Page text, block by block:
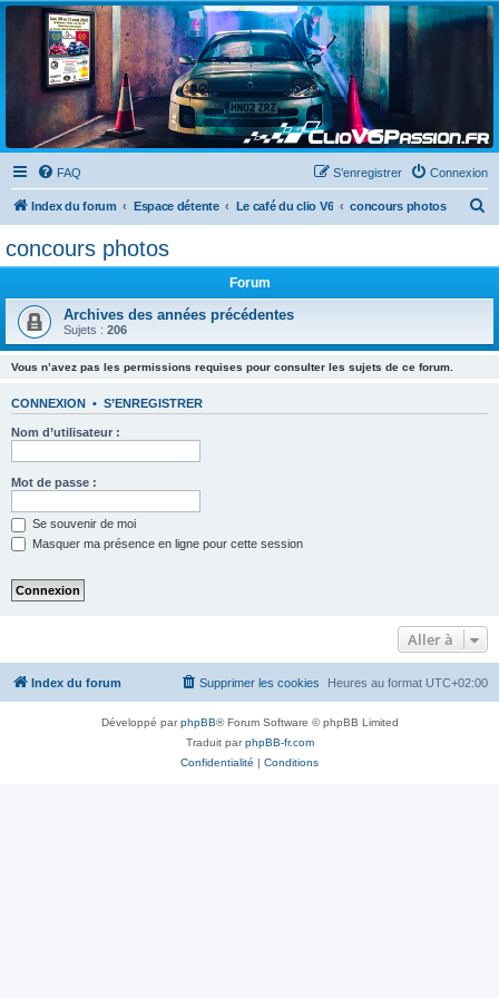
Clio V6 Passion
Le site français des passionnés de Clio V6
FAQ Connexion
S’enregistrer
Index du forum Espace détente Le café du clio V6 concours photos
concours photos
Forum
Archives des années précédentes
Sujets : 206
Vous n’avez pas les permissions requises pour consulter les sujets de ce forum.
CONNEXION • S’ENREGISTRER
Nom d’utilisateur :
Mot de passe :
Se souvenir de moi
Masquer ma présence en ligne pour cette session
Aller à
Index du forum Heures au format UTC+02:00
Supprimer les cookies
Développé parphpBB® Forum Software © phpBB Limited
Traduit parphpBB-fr.com
Confidentialité | Conditions